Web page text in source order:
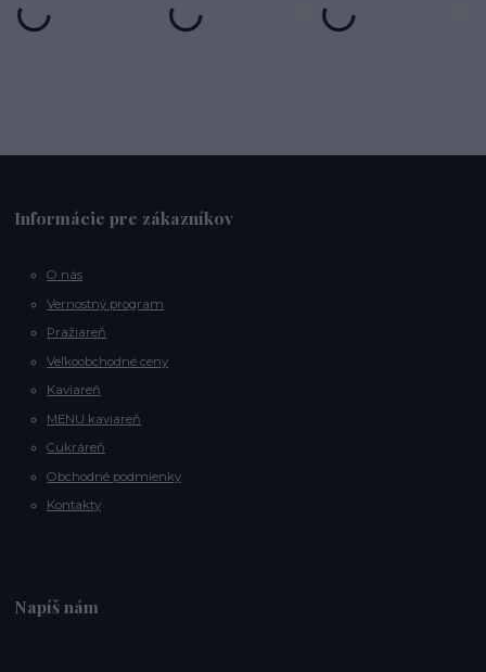
Informácie pre zákazníkov
O nás
Vernostný program
Pražiareň
Veľkoobchodné ceny
Kaviareň
MENU kaviareň
Cukráreň
Obchodné podmienky
Kontakty
Napíš nám